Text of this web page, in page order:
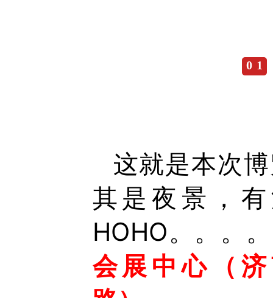
0 1
这就是本次
其是夜景，
HOHO。。。
会展中心（